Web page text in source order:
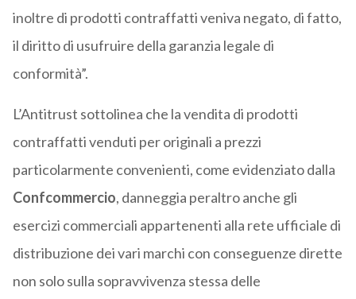
inoltre di prodotti contraffatti veniva negato, di fatto,
il diritto di usufruire della garanzia legale di
conformità”.
L’Antitrust sottolinea che la vendita di prodotti
contraffatti venduti per originali a prezzi
particolarmente convenienti, come evidenziato dalla
Confcommercio, danneggia peraltro anche gli
esercizi commerciali appartenenti alla rete ufficiale di
distribuzione dei vari marchi con conseguenze dirette
non solo sulla sopravvivenza stessa delle